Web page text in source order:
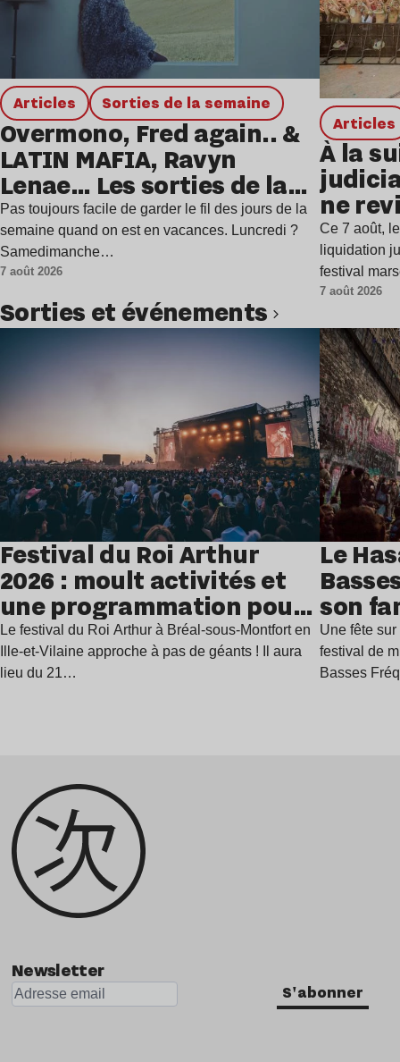
Articles Sorties de la semaine
Overmono, Fred again.. &
LATIN MAFIA, Ravyn
Lenae… Les sorties de la
semaine
Pas toujours facile de garder le fil des jours de la
semaine quand on est en vacances. Luncredi ?
Samedimanche…
7 août 2026
Articles
À la
ne
Ce 7 août,
liquidation
festival
7 août 2026
Sorties et événements
Festival du Roi Arthur
2026 : moult activités et
une programmation pour
festoyer
Le festival du Roi Arthur à Bréal-sous-Montfort en
Ille-et-Vilaine approche à pas de géants ! Il aura
lieu du 21…
Le
son
juillet
Une fête
festival de
Basses
Newsletter
S'abonner